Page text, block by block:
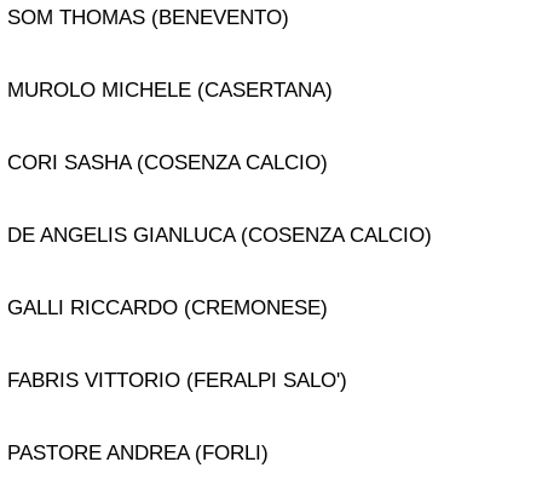
SOM THOMAS (BENEVENTO)
MUROLO MICHELE (CASERTANA)
CORI SASHA (COSENZA CALCIO)
DE ANGELIS GIANLUCA (COSENZA CALCIO)
GALLI RICCARDO (CREMONESE)
FABRIS VITTORIO (FERALPI SALO')
PASTORE ANDREA (FORLI)